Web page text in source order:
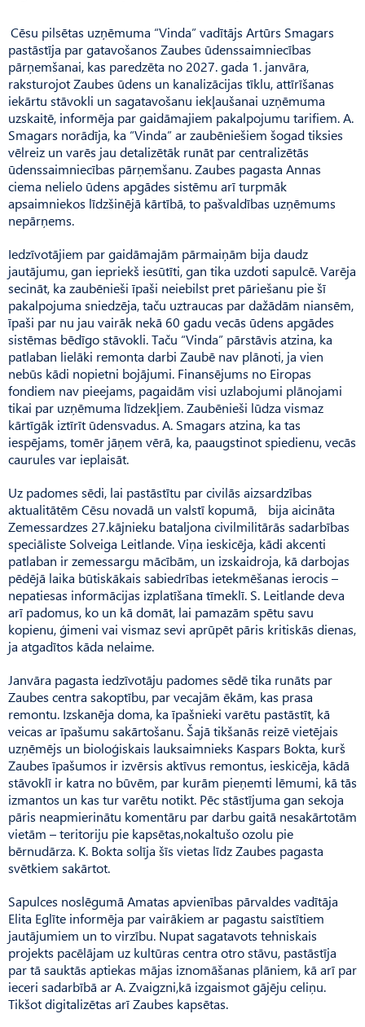
Cēsu pilsētas uzņēmuma “Vinda” vadītājs Artūrs Sma­gars
pastāstīja par gatavošanos Zaubes ūdenssaimniecības
pārņemšanai, kas paredzēta no 2027. gada 1. janvāra,
raksturojot Zaubes ūdens un kanalizācijas tīklu, attīrīšanas
iekārtu stāvokli un sagatavošanu iekļaušanai uzņēmuma
uzskaitē, informēja par gaidāmajiem pakalpojumu tarifiem. A.
Smagars norādīja, ka “Vinda” ar zaubēniešiem šogad tiksies
vēlreiz un varēs jau detalizētāk runāt par centralizētās
ūdenssaimniecības pārņemšanu. Zaubes pagasta An­nas
ciema nelielo ūdens apgādes sistēmu arī turpmāk
apsaimniekos līdzšinējā kārtībā, to pašvaldības uzņēmums
nepārņems.
Iedzīvotājiem par gaidāmajām pārmaiņām bija daudz
jautājumu, gan iepriekš iesūtīti, gan tika uzdoti sapulcē. Varēja
secināt, ka zaubēnieši īpaši neiebilst pret pāriešanu pie šī
pakalpojuma sniedzēja, taču uztraucas par dažādām niansēm,
īpaši par nu jau vairāk nekā 60 gadu vecās ūdens apgādes
sistēmas bēdīgo stāvokli. Taču “Vinda” pārstāvis atzina, ka
patlaban lielāki remonta darbi Zaubē nav plānoti, ja vien
nebūs kādi nopietni bojājumi. Fi­nansējums no Eiropas
fondiem nav pieejams, pagaidām visi uzlabojumi plānojami
tikai par uzņēmuma līdzekļiem. Zaubēnieši lūdza vismaz
kārtīgāk iztīrīt ūdensvadus. A. Smagars atzina, ka tas
iespējams, tomēr jāņem vērā, ka, paaugstinot spiedienu, vecās
caurules var ieplaisāt.
Uz padomes sēdi, lai pastāstītu par civilās aizsardzības
aktualitātēm Cēsu novadā un valstī kopumā, bija aicināta
Ze­messardzes 27.kājnieku bataljona civilmilitārās sadarbības
speciāliste Solveiga Leitlande. Viņa ieskicēja, kādi akcenti
patlaban ir zemessargu mācībām, un izskaidroja, kā darbojas
pēdējā laika būtiskākais sabiedrības ietekmēšanas ierocis –
nepatiesas informācijas izplatīšana tīmeklī. S. Leitlande deva
arī padomus, ko un kā domāt, lai pamazām spētu savu
kopienu, ģimeni vai vismaz sevi aprūpēt pāris kritiskās dienas,
ja atgadītos kāda nelaime.
Janvāra pagasta iedzīvotāju padomes sēdē tika runāts par
Zaubes centra sakoptību, par vecajām ēkām, kas prasa
remontu. Izskanēja doma, ka īpašnieki varētu pastāstīt, kā
veicas ar īpašumu sakārtošanu. Šajā tikšanās reizē vietējais
uzņēmējs un bioloģiskais lauksaimnieks Kas­pars Bokta, kurš
Zaubes īpašumos ir izvērsis aktīvus remontus, ieskicēja, kādā
stāvoklī ir katra no būvēm, par kurām pieņemti lēmumi, kā tās
izmantos un kas tur varētu notikt. Pēc stāstījuma gan sekoja
pāris neapmierinātu komentāru par darbu gaitā nesakārtotām
vietām – teritoriju pie kapsētas,nokaltušo ozolu pie
bērnudārza. K. Bokta solīja šīs vietas līdz Zaubes pagasta
svētkiem sakārtot.
Sapulces noslēgumā Amatas apvienības pārvaldes vadītāja
Elita Eglīte informēja par vairākiem ar pagastu saistītiem
jautājumiem un to virzību. Nupat sagatavots tehniskais
projekts pacēlājam uz kultūras centra otro stāvu, pastāstīja
par tā sauktās aptiekas mājas iznomāšanas plāniem, kā arī par
ieceri sadarbībā ar A. Zvaigzni,kā izgaismot gājēju celiņu.
Tikšot digitalizētas arī Zaubes kapsētas.